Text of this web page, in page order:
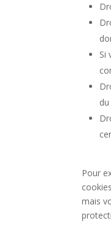
Si
Pour
mais